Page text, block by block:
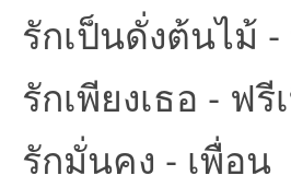
รักเป็นดั่งต้นไม้
รักเพียงเธอ - ฟรี
รักมั่นคง - เพื่อน